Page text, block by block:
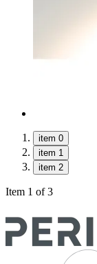
item 0
item 1
item 2
Item 1 of 3